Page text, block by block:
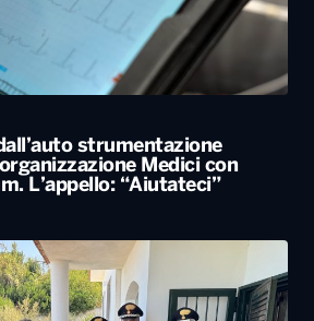
strumentazione
Medici con
L’appello: “Aiutateci”